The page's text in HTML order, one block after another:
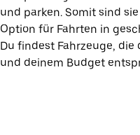
und parken. Somit sind
Option für Fahrten in
Du findest Fahrzeuge, die
und deinem Budget